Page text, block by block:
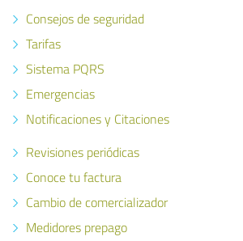
Consejos de seguridad
Tarifas
Sistema PQRS
Emergencias
Notificaciones y Citaciones
Revisiones periódicas
Conoce tu factura
Cambio de comercializador
Medidores prepago